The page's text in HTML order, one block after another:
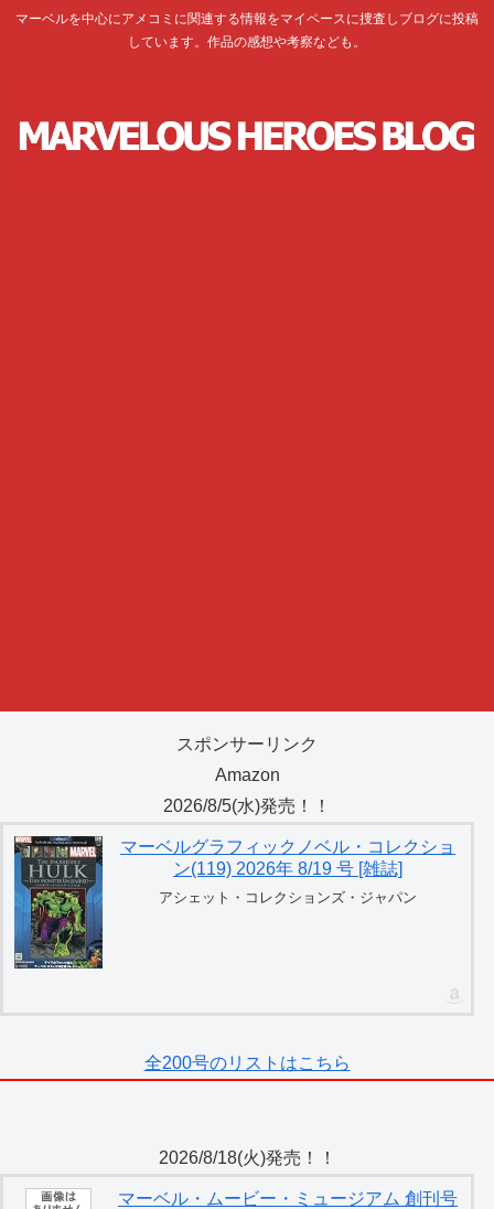
マーベルを中心にアメコミに関連する情報をマイペースに捜査しブログに投稿
しています。作品の感想や考察なども。
スポンサーリンク
Amazon
2026/8/5(水)発売！！
マーベルグラフィックノベル・コレクショ
ン(119) 2026年 8/19 号 [雑誌]
アシェット・コレクションズ・ジャパン
全200号のリストはこちら
2026/8/18(火)発売！！
マーベル・ムービー・ミュージアム 創刊号